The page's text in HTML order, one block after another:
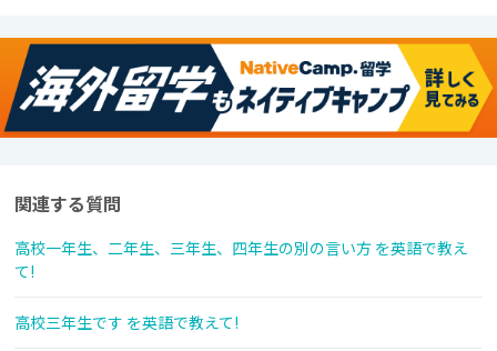
関連する質問
高校一年生、二年生、三年生、四年生の別の言い方 を英語で教え
て!
高校三年生です を英語で教えて!